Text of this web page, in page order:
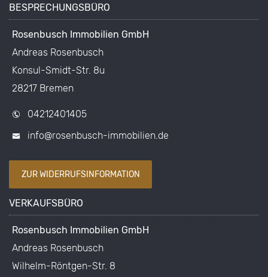
BESPRECHUNGSBÜRO
Rosenbusch Immobilien GmbH
Andreas Rosenbusch
Konsul-Smidt-Str. 8u
28217 Bremen
04212401405
info@rosenbusch-immobilien.de
ZUR WIDERRUFSINFORMATION
VERKAUFSBÜRO
Rosenbusch Immobilien GmbH
Andreas Rosenbusch
Wilhelm-Röntgen-Str. 8